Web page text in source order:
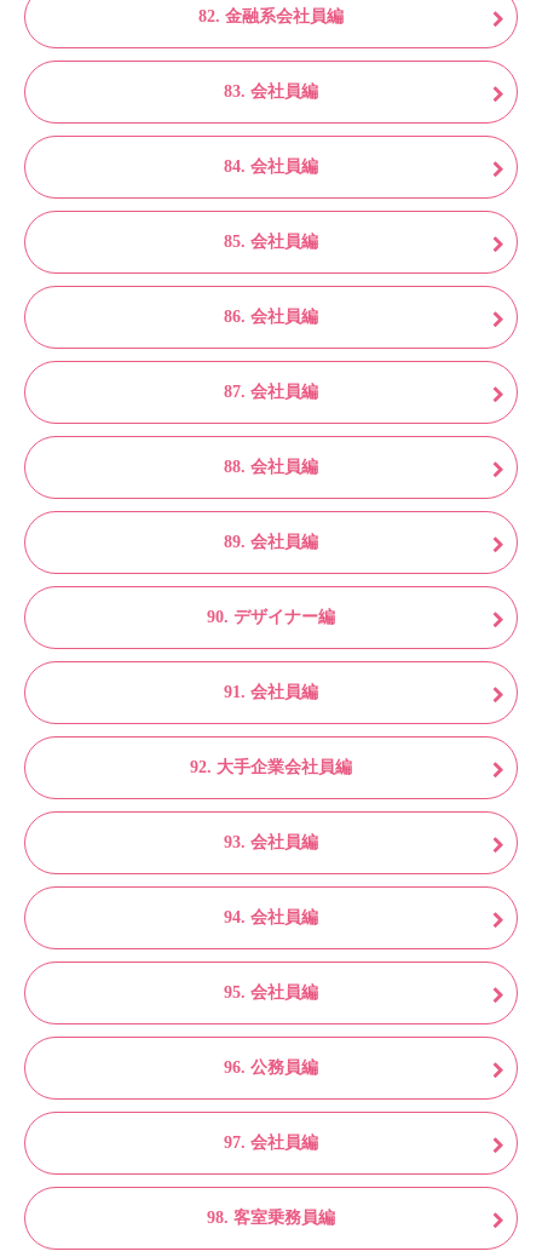
82. 金融系会社員編
83. 会社員編
84. 会社員編
85. 会社員編
86. 会社員編
87. 会社員編
88. 会社員編
89. 会社員編
90. デザイナー編
91. 会社員編
92. 大手企業会社員編
93. 会社員編
94. 会社員編
95. 会社員編
96. 公務員編
97. 会社員編
98. 客室乗務員編